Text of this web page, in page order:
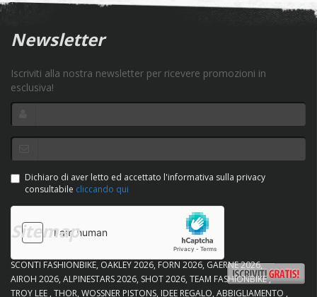
Newsletter
Iscriviti alla nostra newsletter per ricevere promozioni in
esclusiva!
Dichiaro di aver letto ed accettato l'informativa sulla privacy
consultabile cliccando qui
Sitemap
SCONTI FASHIONBIKE OAKLEY 2026 FORN 2026 GAERNE 2026
AIROH 2026 ALPINESTARS 2026 SHOT 2026 TEAM FASHIONBIKE
TROY LEE THOR WOSSNER PISTONS IDEE REGALO ABBIGLIAMENTO